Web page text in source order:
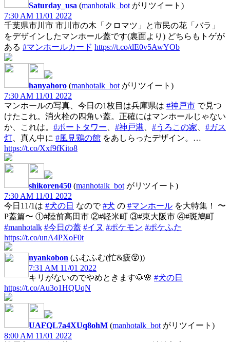
Saturday_usa (manhotalk_bot がリツイート)
7:30 AM 11/01 2022
千葉県市川市 市川市の木「クロマツ」と市民の花「バラ」
をデザインしたマンホール蓋です(裏面より) どちらもトゲが
ある #マンホールカード https://t.co/dE0v5AwYOb
hanyahoro (manhotalk_bot がリツイート)
7:30 AM 11/01 2022
マンホールの写真、今日の1枚目は兵庫県は #神戸市 で見つ
けたこれ。消火栓の四角い蓋。正確にはマンホールじゃない
か、これは。 #ポートタワー #神戸港 #うろこの家
#ガス
灯 、真ん中に #風見鶏の館 をあしらったデザイン。…
https://t.co/Xxf9fKito8
shikoren450 (manhotalk_bot がリツイート)
7:30 AM 11/01 2022
今日11/1は #犬の日 なので#犬 の #マンホール を大特集！ 〜
P蓋篇〜 ①#陸前高田市 ②#軽米町 ③#東大阪市 ④#斑鳩町
#manhotalk #今日の蓋 #イヌ #ポケモン #ポケふた
https://t.co/unA4PXoF0t
nyankobon (ふむふむ(忙&疲😵))
7:31 AM 11/01 2022
キリがないのでやめときます🐶🌸 #犬の日
https://t.co/Au3o1HQUqN
UAFQL7a4XUq8ohM (manhotalk_bot がリツイート)
8:00 AM 11/01 2022